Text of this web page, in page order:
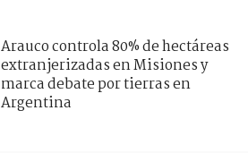
Arauco controla 80% de hectáreas
extranjerizadas en Misiones y
marca debate por tierras en
Argentina